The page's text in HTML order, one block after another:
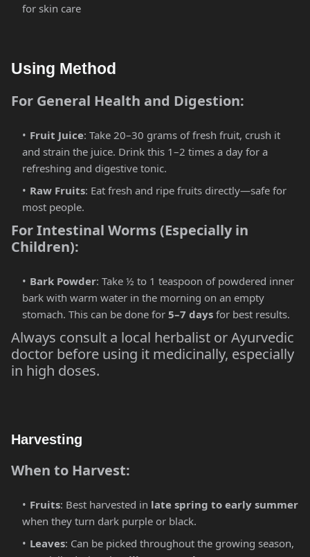
for skin care
Using Method
For General Health and Digestion:
Fruit Juice: Take 20–30 grams of fresh fruit, crush it
and strain the juice. Drink this 1–2 times a day for a
refreshing and digestive tonic.
Raw Fruits: Eat fresh and ripe fruits directly—safe for
most people.
For Intestinal Worms (Especially in
Children):
Bark Powder: Take ½ to 1 teaspoon of powdered inner
bark with warm water in the morning on an empty
stomach. This can be done for 5–7 days for best results.
Always consult a local herbalist or Ayurvedic
doctor before using it medicinally, especially
in high doses.
Harvesting
When to Harvest:
Fruits: Best harvested in late spring to early summer
when they turn dark purple or black.
Leaves: Can be picked throughout the growing season,